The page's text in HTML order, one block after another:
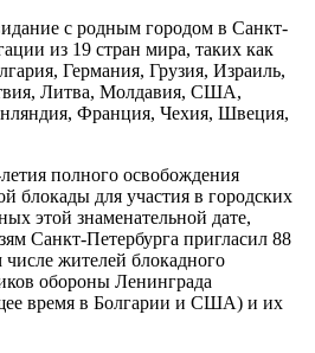
с родным городом в Санкт-
из 19 стран мира, таких как
Германия, Грузия, Израиль,
Литва, Молдавия, США,
Франция, Чехия, Швеция,
полного освобождения
блокады для участия в городских
этой знаменательной дате,
Санкт-Петербурга пригласил 88
числе жителей блокадного
обороны Ленинграда
время в Болгарии и США) и их